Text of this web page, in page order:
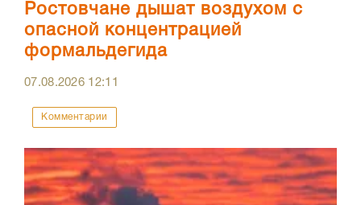
Ростовчане дышат воздухом с
опасной концентрацией
формальдегида
07.08.2026 12:11
Комментарии